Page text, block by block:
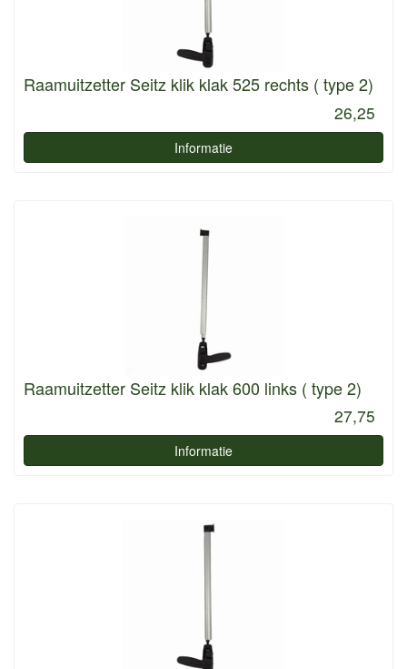
Raamuitzetter Seitz klik klak 525 rechts ( type 2)
26,25
Informatie
Raamuitzetter Seitz klik klak 600 links ( type 2)
27,75
Informatie